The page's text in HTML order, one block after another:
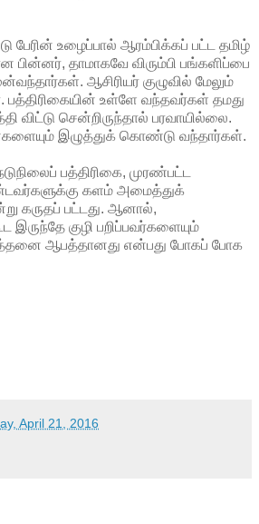
உழைப்பால் ஆரம்பிக்கப் பட்ட தமிழ்
பின்னர், தாமாகவே விரும்பி பங்களிப்பை
ஆசிரியர் குழுவில் மேலும்
பத்திரிகையின் உள்ளே வந்தவர்கள் தமது
விட்டு சென்றிருந்தால் பரவாயில்லை.
இழுத்துக் கொண்டு வந்தார்கள்.
பத்திரிகை, முரண்பட்ட
களம் அமைத்துக்
கருதப் பட்டது. ஆனால்,
இருந்தே குழி பறிப்பவர்களையும்
ஆபத்தானது என்பது போகப் போக
April 21, 2016